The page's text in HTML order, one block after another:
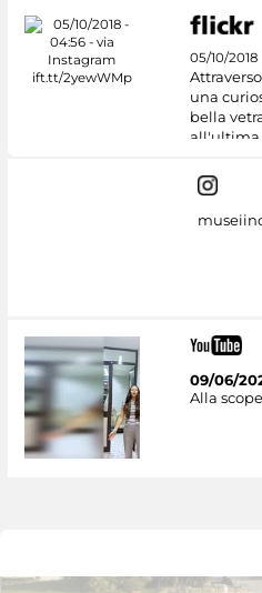
05/10/2018
una
bella
all'ultima
09/06/
Alla